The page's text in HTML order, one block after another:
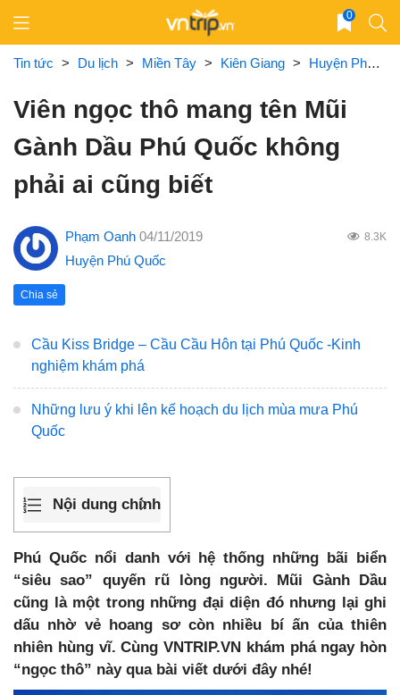
content
0
Tin tức > Du lịch > Miền Tây > Kiên Giang > Huyện Phú Quốc
Viên ngọc thô mang tên Mũi
Gành Dầu Phú Quốc không
phải ai cũng biết
Phạm Oanh 04/11/2019 8.3K
Huyện Phú Quốc
Chia sẻ
Cầu Kiss Bridge – Cầu Cầu Hôn tại Phú Quốc -Kinh
nghiệm khám phá
Những lưu ý khi lên kế hoạch du lịch mùa mưa Phú
Quốc
Nội dung chính
Phú Quốc nổi danh với hệ thống những bãi biển
“siêu sao” quyến rũ lòng người. Mũi Gành Dầu
cũng là một trong những đại diện đó nhưng lại ghi
dấu nhờ vẻ hoang sơ còn nhiều bí ấn của thiên
nhiên hùng vĩ. Cùng VNTRIP.VN khám phá ngay hòn
“ngọc thô” này qua bài viết dưới đây nhé!